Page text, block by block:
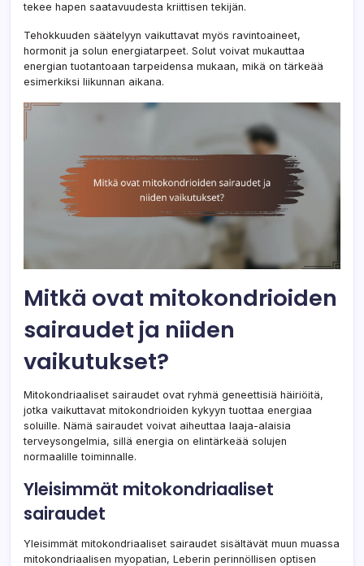
tekee hapen saatavuudesta kriittisen tekijän.
Tehokkuuden säätelyyn vaikuttavat myös ravintoaineet,
hormonit ja solun energiatarpeet. Solut voivat mukauttaa
energian tuotantoaan tarpeidensa mukaan, mikä on tärkeää
esimerkiksi liikunnan aikana.
Mitkä ovat mitokondrioiden
sairaudet ja niiden
vaikutukset?
Mitokondriaaliset sairaudet ovat ryhmä geneettisiä häiriöitä,
jotka vaikuttavat mitokondrioiden kykyyn tuottaa energiaa
soluille. Nämä sairaudet voivat aiheuttaa laaja-alaisia
terveysongelmia, sillä energia on elintärkeää solujen
normaalille toiminnalle.
Yleisimmät mitokondriaaliset
sairaudet
Yleisimmät mitokondriaaliset sairaudet sisältävät muun muassa
mitokondriaalisen myopatian, Leberin perinnöllisen optisen